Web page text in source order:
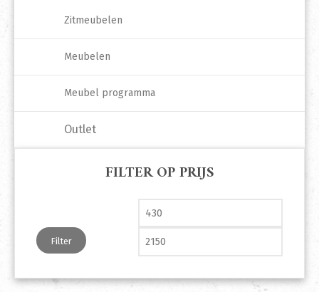
Zitmeubelen
Meubelen
Meubel programma
Outlet
FILTER OP PRIJS
Min. prijs
Filter